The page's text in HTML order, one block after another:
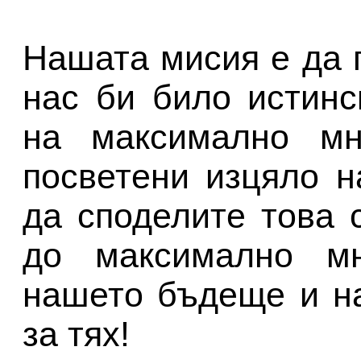
Нашата мисия е да
нас би било
на максимално
посветени изцяло
да споделите това
до максимално
нашето бъдеще и
за тях!